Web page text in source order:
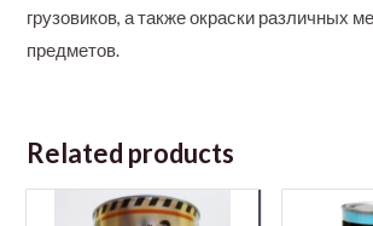
грузовиков, а также окраски различных
предметов.
Related products